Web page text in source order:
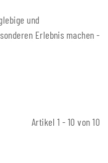
Artikel 1 - 10 von 10